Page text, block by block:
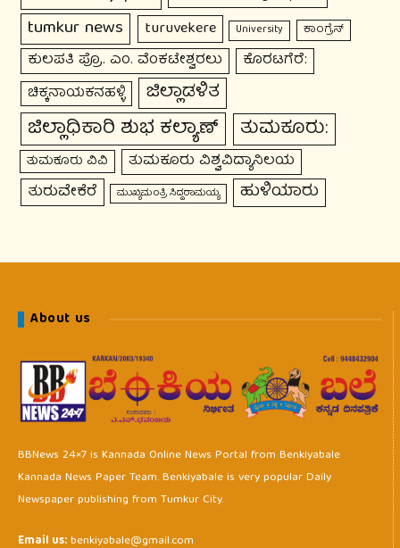
tumkur news turuvekere University ಕಾಂಗ್ರೆಸ್
ಕುಲಪತಿ ಪ್ರೊ. ಎಂ. ವೆಂಕಟೇಶ್ವರಲು ಕೊರಟಗೆರೆ:
ಚಿಕ್ಕನಾಯಕನಹಳ್ಳಿ ಜಿಲ್ಲಾಡಳಿತ
ಜಿಲ್ಲಾಧಿಕಾರಿ ಶುಭ ಕಲ್ಯಾಣ್ ತುಮಕೂರು:
ತುಮಕೂರು ವಿವಿ ತುಮಕೂರು ವಿಶ್ವವಿದ್ಯಾನಿಲಯ
ತುರುವೇಕೆರೆ ಮುಖ್ಯಮಂತ್ರಿ ಸಿದ್ದರಾಮಯ್ಯ ಹುಳಿಯಾರು
About us
BBNews 24×7 is Kannada Online News Portal from Benkiyabale
Kannada News Paper Team. Benkiyabale is very popular Daily
Newspaper publishing from Tumkur City.
Email us:benkiyabale@gmail.com